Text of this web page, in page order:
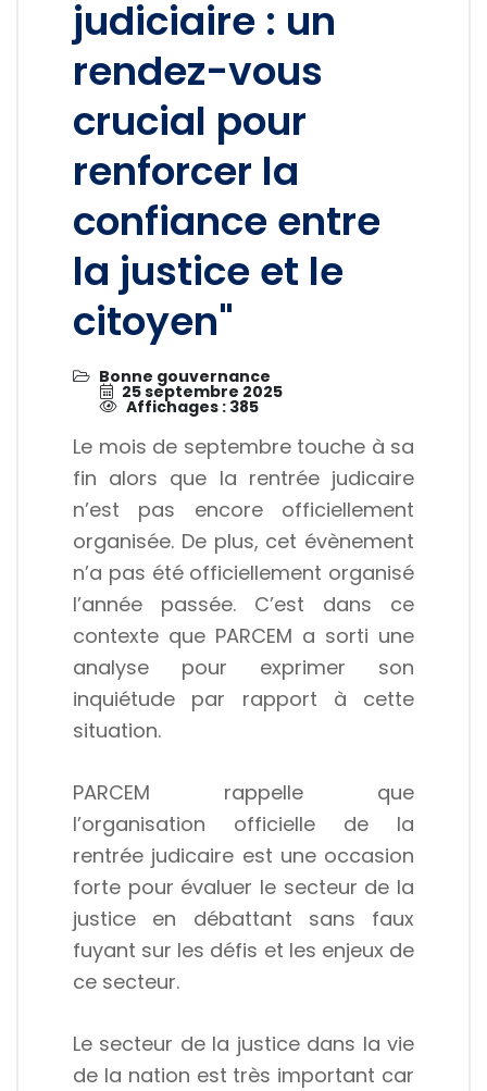
judiciaire : un
rendez-vous
crucial pour
renforcer la
confiance entre
la justice et le
citoyen"
Bonne gouvernance
25 septembre 2025
Affichages : 385
Le mois de septembre touche à sa
fin alors que la rentrée judicaire
n’est pas encore officiellement
organisée. De plus, cet évènement
n’a pas été officiellement organisé
l’année passée. C’est dans ce
contexte que PARCEM a sorti une
analyse pour exprimer son
inquiétude par rapport à cette
situation.
PARCEM rappelle que
l’organisation officielle de la
rentrée judicaire est une occasion
forte pour évaluer le secteur de la
justice en débattant sans faux
fuyant sur les défis et les enjeux de
ce secteur.
Le secteur de la justice dans la vie
de la nation est très important car